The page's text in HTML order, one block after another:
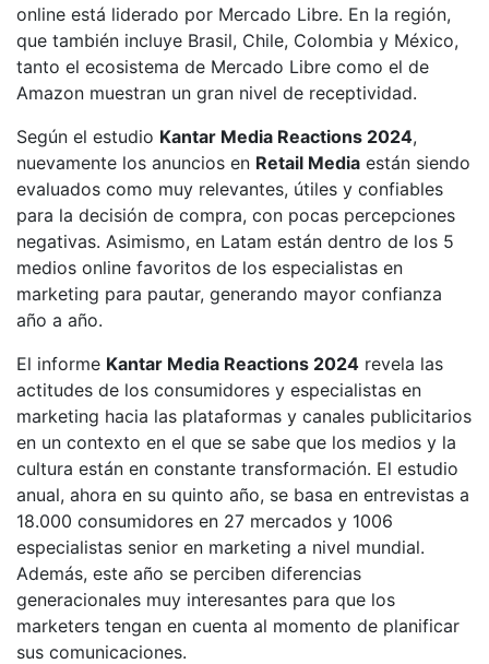
online está liderado por Mercado Libre. En la región,
que también incluye Brasil, Chile, Colombia y México,
tanto el ecosistema de Mercado Libre como el de
Amazon muestran un gran nivel de receptividad.
Según el estudio Kantar Media Reactions 2024,
nuevamente los anuncios en Retail Media están siendo
evaluados como muy relevantes, útiles y confiables
para la decisión de compra, con pocas percepciones
negativas. Asimismo, en Latam están dentro de los 5
medios online favoritos de los especialistas en
marketing para pautar, generando mayor confianza
año a año.
El informe Kantar Media Reactions 2024 revela las
actitudes de los consumidores y especialistas en
marketing hacia las plataformas y canales publicitarios
en un contexto en el que se sabe que los medios y la
cultura están en constante transformación. El estudio
anual, ahora en su quinto año, se basa en entrevistas a
18.000 consumidores en 27 mercados y 1006
especialistas senior en marketing a nivel mundial.
Además, este año se perciben diferencias
generacionales muy interesantes para que los
marketers tengan en cuenta al momento de planificar
sus comunicaciones.